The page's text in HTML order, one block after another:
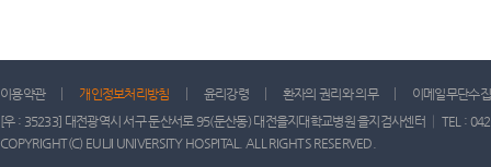
이용약관 개인정보처리방침 윤리강령 환자의 권리와 의무
이메일무단수
[우 : 35233] 대전광역시 서구 둔산서로 95(둔산동) 대전을지대학교병원 을지검사센터 │ TEL :
COPYRIGHT(C) EULJI UNIVERSITY HOSPITAL. ALL RIGHTS RESERVED.